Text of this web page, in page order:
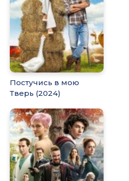
Постучись в мою
Тверь (2024)